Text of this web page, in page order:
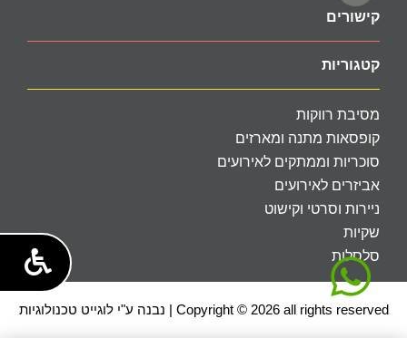
קישורים
קטגוריות
מסיבת רווקות
קופסאות מתנה ומארזים
סוכריות וממתקים לאירועים
אביזרים לאירועים
ניירות וסרטי וקישוט
שקיות
סלסלות
Copyright © 2026 all rights reserved | נבנה ע"י לוגייט טכנולוגיות